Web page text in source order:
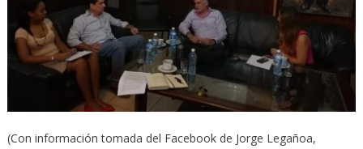
(Con información tomada del Facebook de Jorge Legañoa,